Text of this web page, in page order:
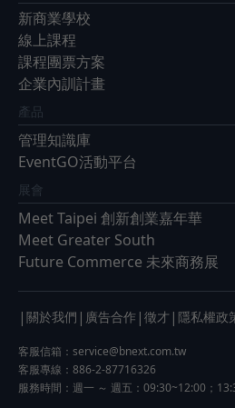
新商業學校
線上課程
課程團票方案
企業內訓計畫
產品
管理知識庫
EventGO活動平台
展會
Meet Taipei 創新創業嘉年華
Meet Greater South
Future Commerce 未來商務展
| 關於我們 | 廣告合作 | 徵才 | 隱私權政
客服信箱： service@bnext.com.tw
客服專線：886-2-87716326
服務時間：週一 ～ 週五：09:30~12:00；